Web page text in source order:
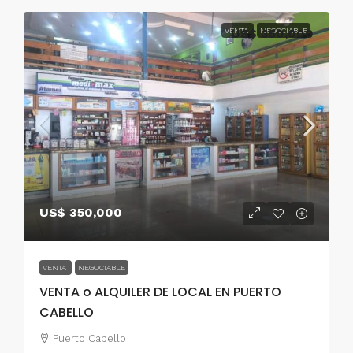
VENTA NEGOCIABLE
US$ 350,000
VENTA NEGOCIABLE
VENTA o ALQUILER DE LOCAL EN PUERTO
CABELLO
US$ 350,000
Puerto Cabello